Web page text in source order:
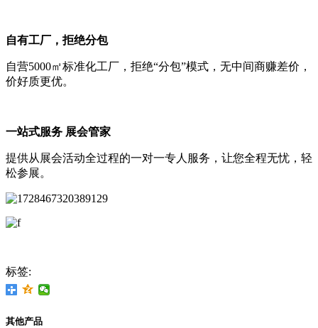
自有工厂，拒绝分包
自营5000㎡标准化工厂，拒绝“分包”模式，无中间商赚差价，
价好质更优。
一站式服务 展会管家
提供从展会活动全过程的一对一专人服务，让您全程无忧，轻
松参展。
标签:
其他产品